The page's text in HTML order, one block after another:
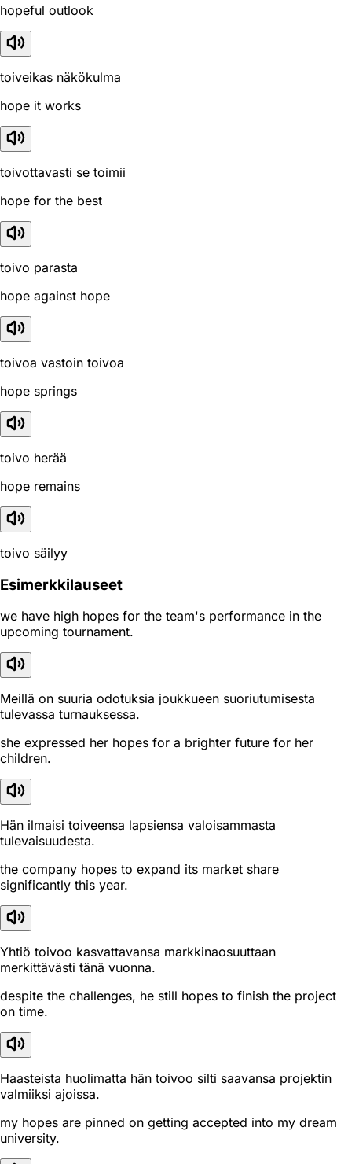
hopeful outlook
toiveikas näkökulma
hope it works
toivottavasti se toimii
hope for the best
toivo parasta
hope against hope
toivoa vastoin toivoa
hope springs
toivo herää
hope remains
toivo säilyy
Esimerkkilauseet
we have high hopes for the team's performance in the
upcoming tournament.
Meillä on suuria odotuksia joukkueen suoriutumisesta
tulevassa turnauksessa.
she expressed her hopes for a brighter future for her
children.
Hän ilmaisi toiveensa lapsiensa valoisammasta
tulevaisuudesta.
the company hopes to expand its market share
significantly this year.
Yhtiö toivoo kasvattavansa markkinaosuuttaan
merkittävästi tänä vuonna.
despite the challenges, he still hopes to finish the project
on time.
Haasteista huolimatta hän toivoo silti saavansa projektin
valmiiksi ajoissa.
my hopes are pinned on getting accepted into my dream
university.